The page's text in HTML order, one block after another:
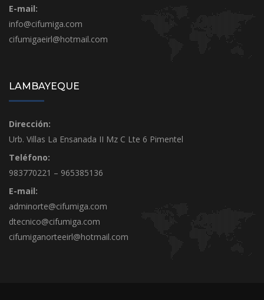
E-mail:
info@cifumiga.com
cifumigaeirl@hotmail.com
LAMBAYEQUE
Dirección:
Urb. Villas La Ensanada II Mz C Lte 6 Pimentel
Teléfono:
983770221 – 965385136
E-mail:
adminorte@cifumiga.com
dtecnico@cifumiga.com
cifumiganorteeirl@hotmail.com